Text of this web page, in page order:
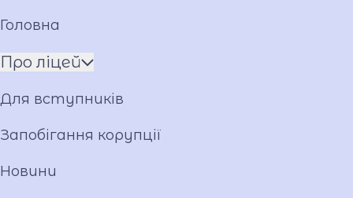
Головна
Про ліцей
Установчі документи
Мова освітнього процесу
Команда
Для вступників
Запобігання корупції
Новини